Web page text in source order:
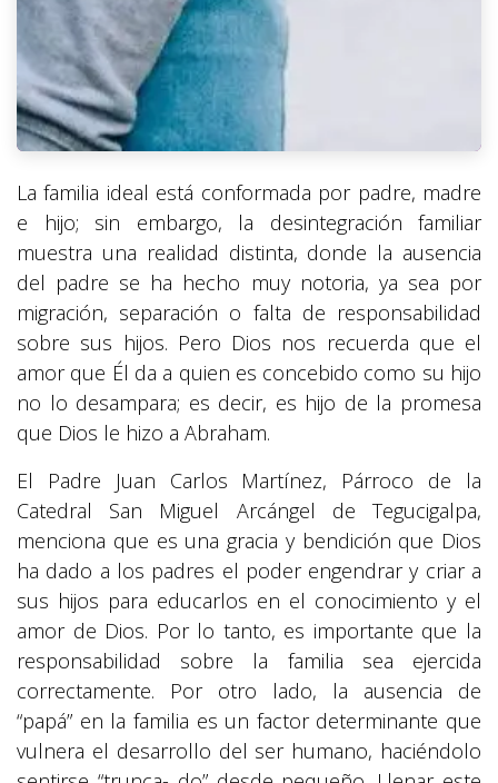
La familia ideal está conformada por padre, madre
e hijo; sin embargo, la desintegración familiar
muestra una realidad distinta, donde la ausencia
del padre se ha hecho muy notoria, ya sea por
migración, separación o falta de responsabilidad
sobre sus hijos. Pero Dios nos recuerda que el
amor que Él da a quien es concebido como su hijo
no lo desampara; es decir, es hijo de la promesa
que Dios le hizo a Abraham.
El Padre Juan Carlos Martínez, Párroco de la
Catedral San Miguel Arcángel de Tegucigalpa,
menciona que es una gracia y bendición que Dios
ha dado a los padres el poder engendrar y criar a
sus hijos para educarlos en el conocimiento y el
amor de Dios. Por lo tanto, es importante que la
responsabilidad sobre la familia sea ejercida
correctamente. Por otro lado, la ausencia de
“papá” en la familia es un factor determinante que
vulnera el desarrollo del ser humano, haciéndolo